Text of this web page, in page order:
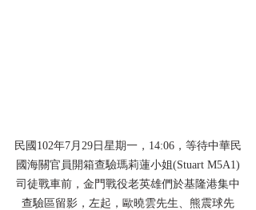
民國102年7月29日星期一，14:06，等待中華民
國海關官員開箱查驗瑪莉蓮小姐(Stuart M5A1)
司徒戰車前，金門戰役老英雄們於基隆港集中
查驗區留影，左起，歐曉雲先生、熊震球先